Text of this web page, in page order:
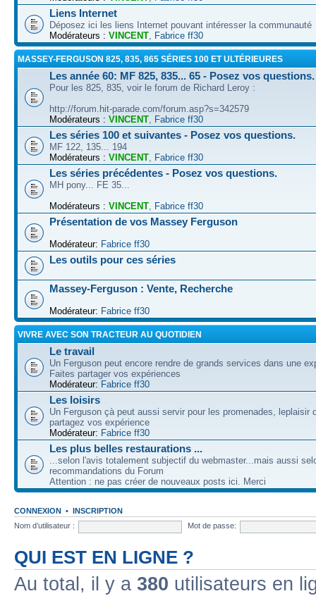
Liens Internet
Déposez ici les liens Internet pouvant intéresser la communauté
Modérateurs : VINCENT Fabrice ff30
MASSEY-FERGUSON 825, 835, 865 SÉRIES 100 ET ULTÉRIEURES
Les année 60: MF 825, 835... 65 - Posez vos questions.
Pour les 825, 835, voir le forum de Richard Leroy :
http://forum.hit-parade.com/forum.asp?s=342579
Modérateurs : VINCENT Fabrice ff30
Les séries 100 et suivantes - Posez vos questions.
MF 122, 135... 194
Modérateurs : VINCENT Fabrice ff30
Les séries précédentes - Posez vos questions.
MH pony... FE 35...
Modérateurs : VINCENT Fabrice ff30
Présentation de vos Massey Ferguson
Modérateur: Fabrice ff30
Les outils pour ces séries
Massey-Ferguson : Vente, Recherche
Modérateur: Fabrice ff30
VIVRE AVEC SON TRACTEUR AU QUOTIDIEN
Le travail
Un Ferguson peut encore rendre de grands services dans une
Faites partager vos expériences
Modérateur: Fabrice ff30
Les loisirs
Un Ferguson çà peut aussi servir pour les promenades, leplaisir
partagez vos expérience
Modérateur: Fabrice ff30
Les plus belles restaurations ...
...selon l'avis totalement subjectif du webmaster...mais aussi
recommandations du Forum
Attention : ne pas créer de nouveaux posts ici. Merci
CONNEXION • INSCRIPTION
Nom d’utilisateur :
Mot de passe:
QUI EST EN LIGNE ?
Au total, il y a 380 utilisateurs en